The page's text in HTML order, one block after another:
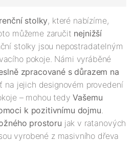
stolky, které nabízíme,
můžeme zaručit nejnižší
stolky jsou nepostradatelným
pokoje. Námi vyráběné
zpracované s důrazem na
na jejich designovém provedení
– mohou tedyVašemu
k pozitivnímu dojmu.
prostoru jak v ratanových
vyrobené z masivního dřeva